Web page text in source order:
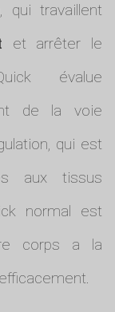
qui travaillent
et arrêter le
évalue
de la voie
qui est
aux tissus
normal est
corps a la